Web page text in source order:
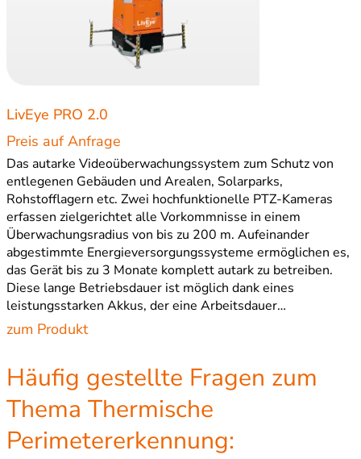
LivEye PRO 2.0
Preis auf Anfrage
Das autarke Videoüberwachungssystem zum Schutz von
entlegenen Gebäuden und Arealen, Solarparks,
Rohstofflagern etc. Zwei hochfunktionelle PTZ-Kameras
erfassen zielgerichtet alle Vorkommnisse in einem
Überwachungsradius von bis zu 200 m. Aufeinander
abgestimmte Energieversorgungssysteme ermöglichen es,
das Gerät bis zu 3 Monate komplett autark zu betreiben.
Diese lange Betriebsdauer ist möglich dank eines
leistungsstarken Akkus, der eine Arbeitsdauer…
zum Produkt
Häufig gestellte Fragen zum
Thema Thermische
Perimetererkennung: